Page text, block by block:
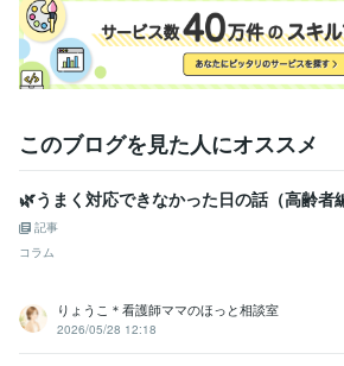
その他ツール
COBOL（コボル言語）:3年
悩み相談・カウンセリング 介護保険　福祉
介護 高齢者 お金 住宅改修 認知症
経営コンサルタント
創業相談
ビジネス代行・事務代行 起業創業コンサルタ
ル　介護保険外サービス
ビジネス
このブログを見た人にオススメ
🌿うまく対応できなかった日の話（高齢者
記事
コラム
りょうこ＊看護師ママのほっと相談室
2026/05/28 12:18